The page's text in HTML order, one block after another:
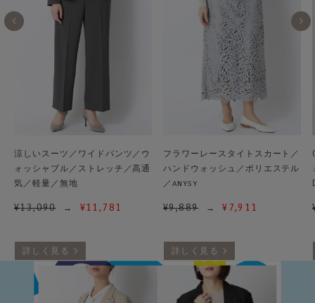
涼しいスーツ／ワイドパンツ／ウ
ォッシャブル／ストレッチ／高通
気／軽量／無地
¥13,090 ¥11,781
詳しく見る
フラワーレースタイトスカート／
ハンドウォッシュ／ポリエステル
／anysy
¥9,889 ¥7,911
詳しく見る